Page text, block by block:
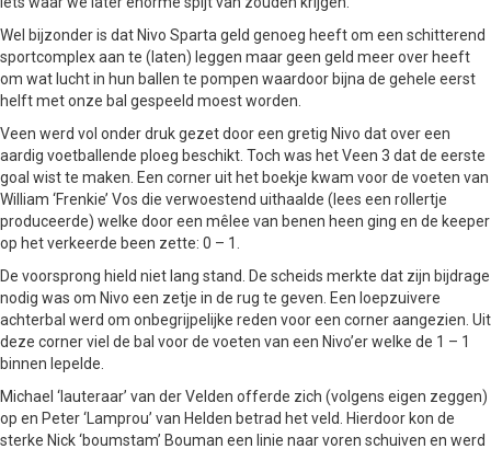
Wel bijzonder is dat Nivo Sparta geld genoeg heeft om een schitterend
sportcomplex aan te (laten) leggen maar geen geld meer over heeft
om wat lucht in hun ballen te pompen waardoor bijna de gehele eerst
helft met onze bal gespeeld moest worden.
Veen werd vol onder druk gezet door een gretig Nivo dat over een
aardig voetballende ploeg beschikt. Toch was het Veen 3 dat de eerste
goal wist te maken. Een corner uit het boekje kwam voor de voeten van
William ‘Frenkie’ Vos die verwoestend uithaalde (lees een rollertje
produceerde) welke door een mêlee van benen heen ging en de keeper
op het verkeerde been zette: 0 – 1.
De voorsprong hield niet lang stand. De scheids merkte dat zijn bijdrage
nodig was om Nivo een zetje in de rug te geven. Een loepzuivere
achterbal werd om onbegrijpelijke reden voor een corner aangezien. Uit
deze corner viel de bal voor de voeten van een Nivo’er welke de 1 – 1
binnen lepelde.
Michael ‘lauteraar’ van der Velden offerde zich (volgens eigen zeggen)
op en Peter ‘Lamprou’ van Helden betrad het veld. Hierdoor kon de
sterke Nick ‘boumstam’ Bouman een linie naar voren schuiven en werd